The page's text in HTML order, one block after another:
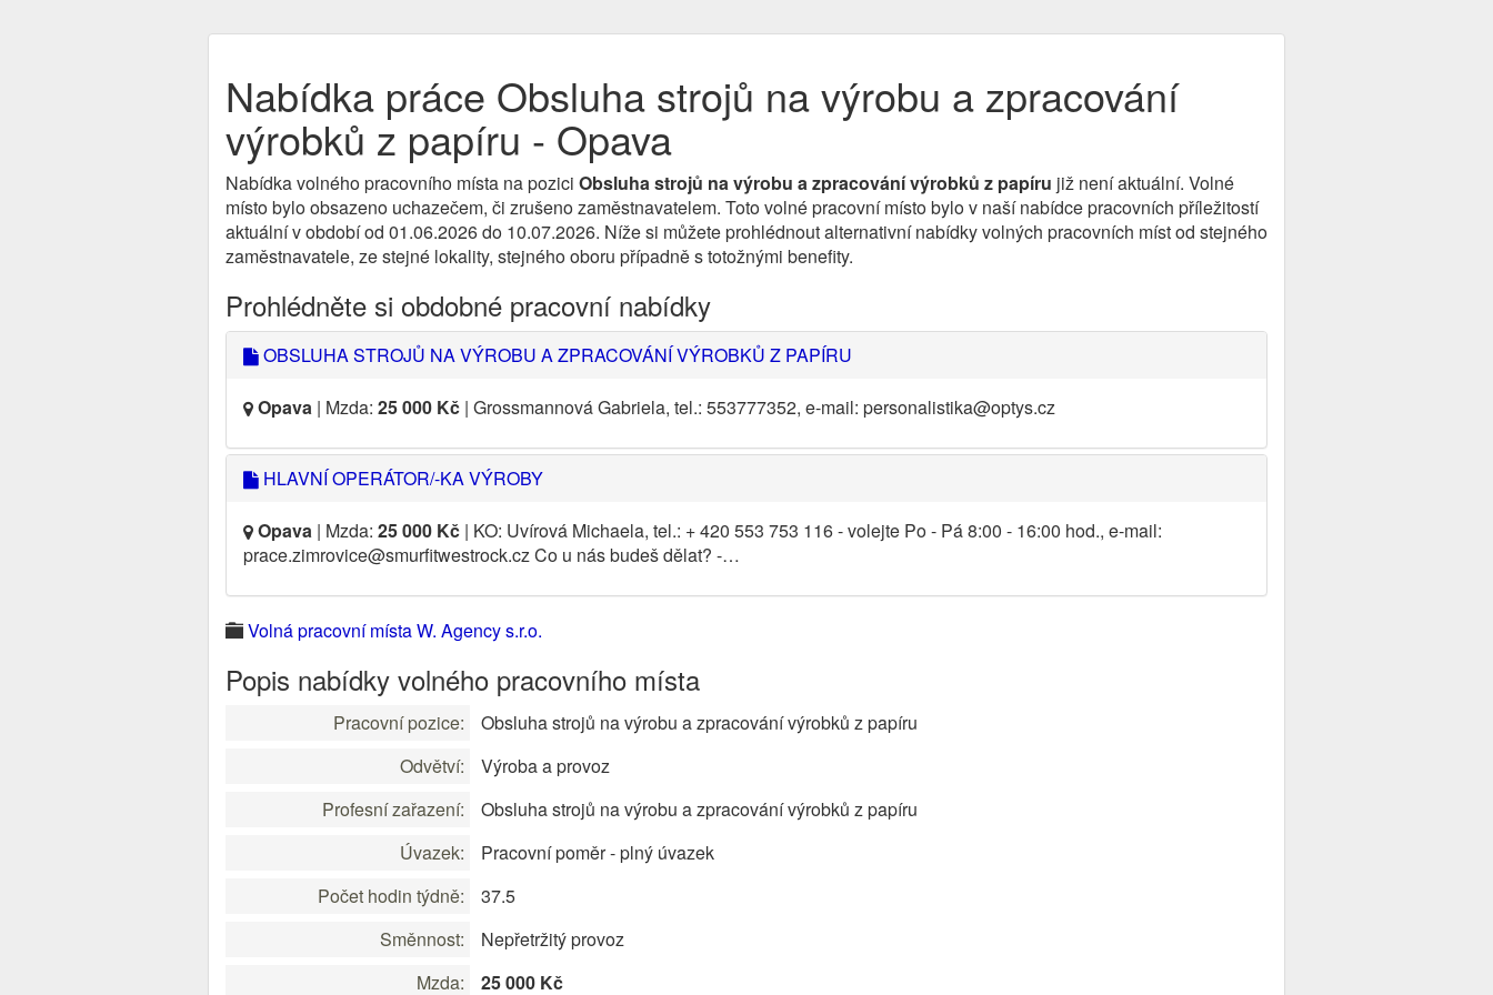
Nabídka práce Obsluha strojů na výrobu a zpracování
výrobků z papíru - Opava
Nabídka volného pracovního místa na pozici Obsluha strojů na výrobu a zpracování výrobků z papíru již není aktuální. Volné
místo bylo obsazeno uchazečem, či zrušeno zaměstnavatelem. Toto volné pracovní místo bylo v naší nabídce pracovních příležitostí
aktuální v období od 01.06.2026 do 10.07.2026. Níže si můžete prohlédnout alternativní nabídky volných pracovních míst od stejného
zaměstnavatele, ze stejné lokality, stejného oboru případně s totožnými benefity.
Prohlédněte si obdobné pracovní nabídky
OBSLUHA STROJŮ NA VÝROBU A ZPRACOVÁNÍ VÝROBKŮ Z PAPÍRU
Opava | Mzda: 25 000 Kč | Grossmannová Gabriela, tel.: 553777352, e-mail: personalistika@optys.cz
HLAVNÍ OPERÁTOR/-KA VÝROBY
Opava | Mzda: 25 000 Kč | KO: Uvírová Michaela, tel.: + 420 553 753 116 - volejte Po - Pá 8:00 - 16:00 hod., e-mail:
prace.zimrovice@smurfitwestrock.cz Co u nás budeš dělat? -…
Volná pracovní místa W. Agency s.r.o.
Popis nabídky volného pracovního místa
Pracovní pozice:
Obsluha strojů na výrobu a zpracování výrobků z papíru
Odvětví:
Výroba a provoz
Profesní zařazení:
Obsluha strojů na výrobu a zpracování výrobků z papíru
Úvazek:
Pracovní poměr - plný úvazek
Počet hodin týdně:
37.5
Směnnost:
Nepřetržitý provoz
Mzda:
25 000 Kč